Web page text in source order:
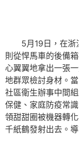
5月19日，在浙
則從悍馬車的後備
心翼翼地拿出一張
地群眾檢討身材。
社區衛生辦事中間
保健、家庭防疫常
領甜甜圈被機器轉
千紙鶴發射出去。